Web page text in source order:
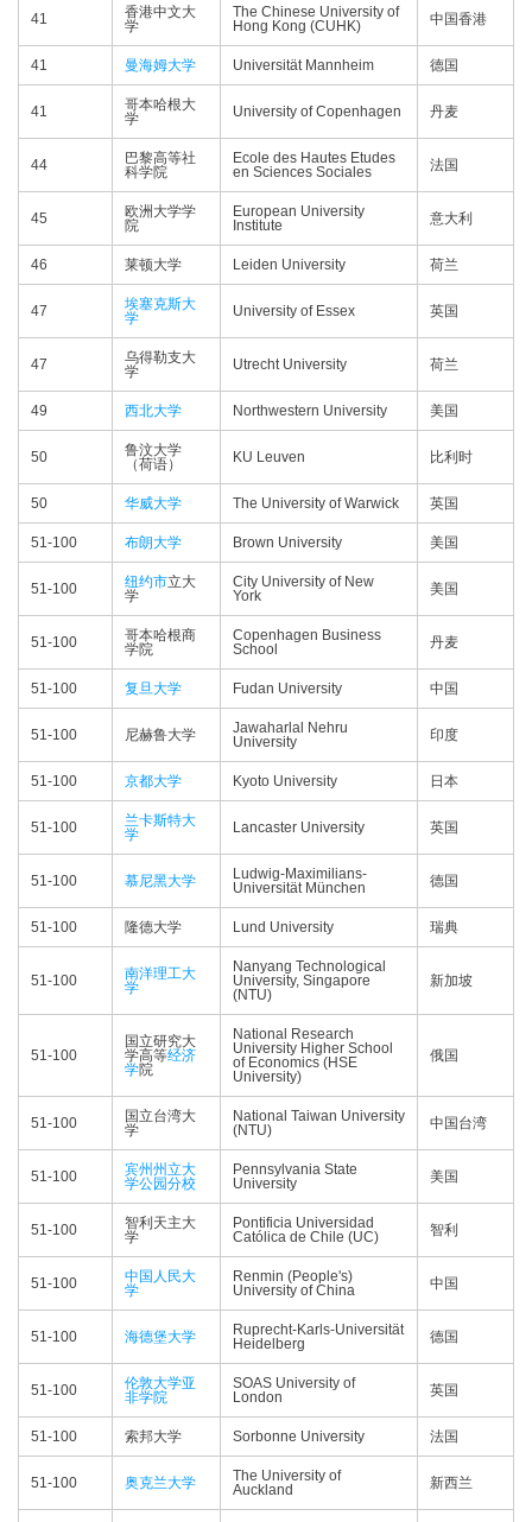
41
香港中文大
学
The Chinese University of
Hong Kong (CUHK)
中国香港
41 曼海姆大学 Universität Mannheim 德国
41
哥本哈根大
学
University of Copenhagen 丹麦
44
巴黎高等社
科学院
Ecole des Hautes Etudes
en Sciences Sociales
法国
45
欧洲大学学
院
European University
Institute
意大利
46 莱顿大学 Leiden University 荷兰
47
埃塞克斯大
学
University of Essex 英国
47
乌得勒支大
学
Utrecht University 荷兰
49 西北大学 Northwestern University 美国
50
鲁汶大学
（荷语）
KU Leuven 比利时
50 华威大学 The University of Warwick 英国
51-100 布朗大学 Brown University 美国
51-100 纽约市立大
学
City University of New
York
美国
51-100
哥本哈根商
学院
Copenhagen Business
School
丹麦
51-100 复旦大学 Fudan University 中国
51-100 尼赫鲁大学
Jawaharlal Nehru
University
印度
51-100 京都大学 Kyoto University 日本
51-100
兰卡斯特大
学
Lancaster University 英国
51-100 慕尼黑大学
Ludwig-Maximilians-
Universität München
德国
51-100 隆德大学 Lund University 瑞典
51-100
南洋理工大
学
Nanyang Technological
University, Singapore
(NTU)
新加坡
51-100
国立研究大
学高等经济
学院
National Research
University Higher School
of Economics (HSE
University)
俄国
51-100
国立台湾大
学
National Taiwan University
(NTU)
中国台湾
51-100
宾州州立大
学公园分校
Pennsylvania State
University
美国
51-100
智利天主大
学
Pontificia Universidad
Católica de Chile (UC)
智利
51-100
中国人民大
学
Renmin (People's)
University of China
中国
51-100 海德堡大学
Ruprecht-Karls-Universität
Heidelberg
德国
51-100
伦敦大学亚
非学院
SOAS University of
London
英国
51-100 索邦大学 Sorbonne University 法国
51-100 奥克兰大学
The University of
Auckland
新西兰